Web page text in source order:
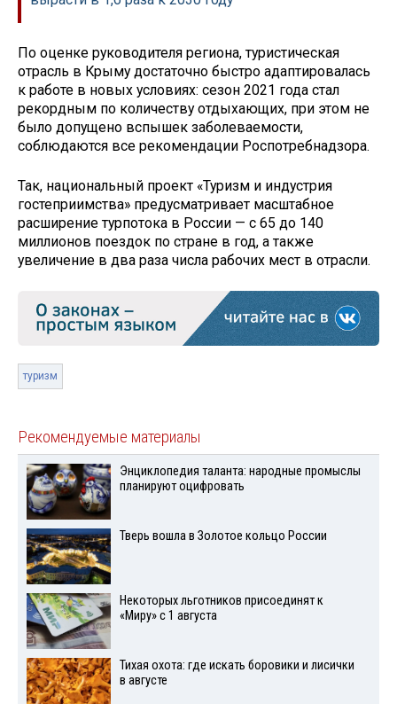
По оценке руководителя региона, туристическая
отрасль в Крыму достаточно быстро адаптировалась
к работе в новых условиях: сезон 2021 года стал
рекордным по количеству отдыхающих, при этом не
было допущено вспышек заболеваемости,
соблюдаются все рекомендации Роспотребнадзора.
Так, национальный проект «Туризм и индустрия
гостеприимства» предусматривает масштабное
расширение турпотока в России — с 65 до 140
миллионов поездок по стране в год, а также
увеличение в два раза числа рабочих мест в отрасли.
туризм
Рекомендуемые материалы
Энциклопедия таланта: народные промыслы
планируют оцифровать
Тверь вошла в Золотое кольцо России
Некоторых льготников присоединят к
«Миру» с 1 августа
Тихая охота: где искать боровики и лисички
в августе